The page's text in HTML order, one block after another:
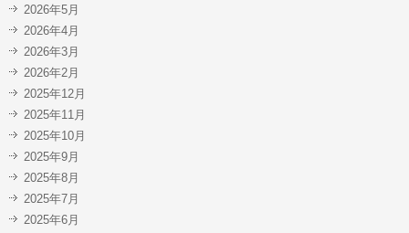
2026年5月
2026年4月
2026年3月
2026年2月
2025年12月
2025年11月
2025年10月
2025年9月
2025年8月
2025年7月
2025年6月